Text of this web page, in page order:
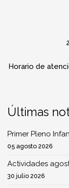
Horario de
Últimas
Primer Pleno
05 agosto 2026
Actividades
30 julio 2026